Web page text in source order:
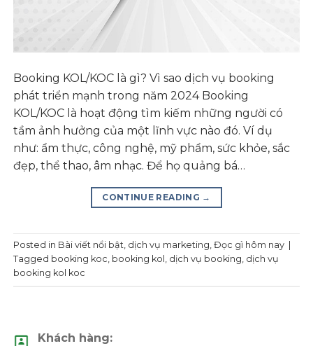
Booking KOL/KOC là gì? Vì sao dịch vụ booking
phát triển mạnh trong năm 2024 Booking
KOL/KOC là hoạt động tìm kiếm những người có
tầm ảnh hưởng của một lĩnh vực nào đó. Ví dụ
như: ẩm thực, công nghệ, mỹ phẩm, sức khỏe, sắc
đẹp, thể thao, âm nhạc. Để họ quảng bá…
CONTINUE READING →
Posted in Bài viết nổi bật, dịch vụ marketing,Đọc gì hôm nay
Tagged booking koc, booking kol , dịch vụ booking, dịch vụ
booking kol koc
Khách hàng: